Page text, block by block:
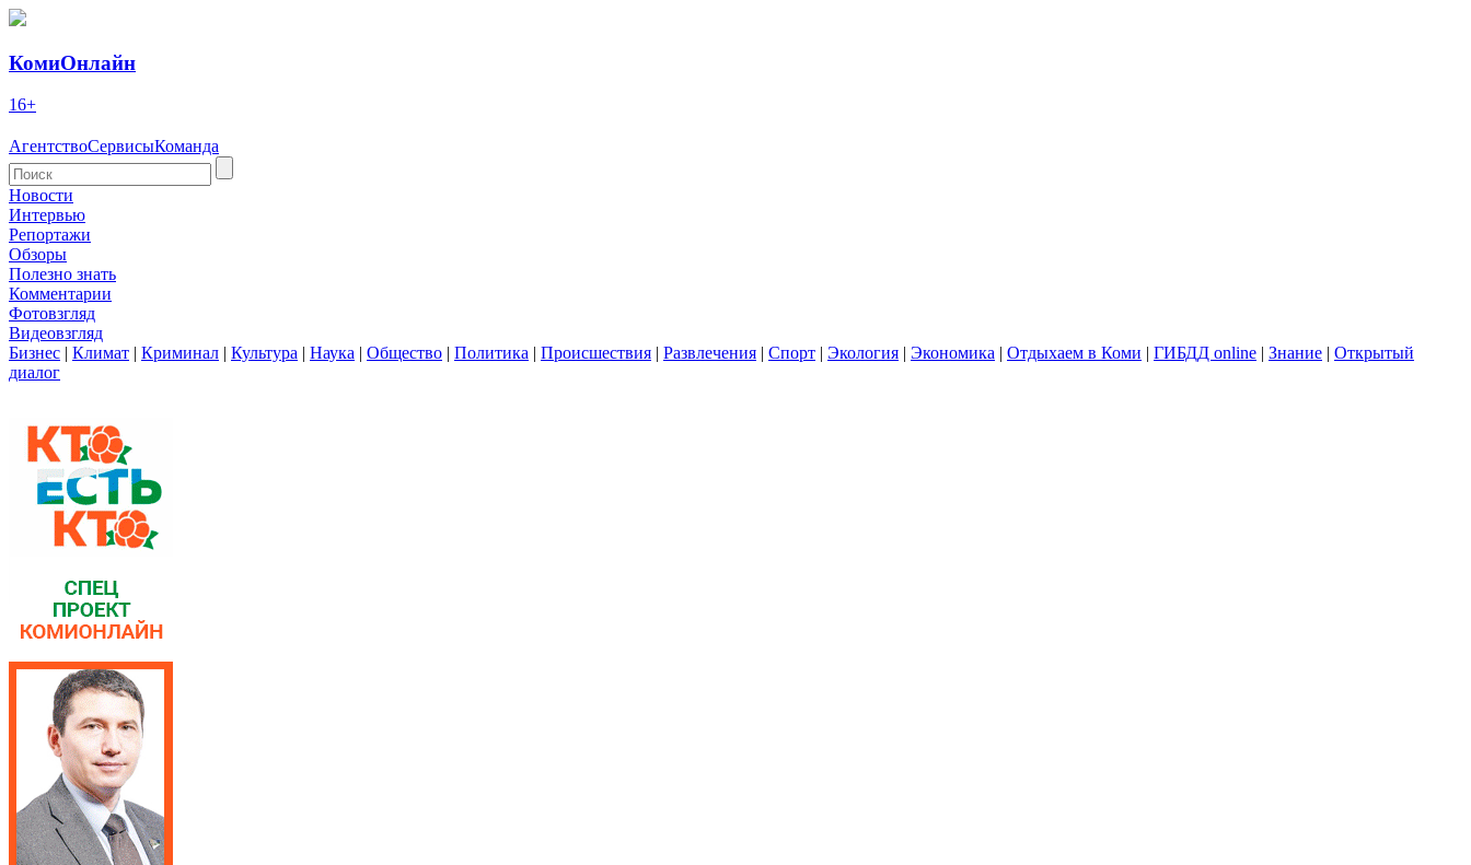
КомиОнлайн
16+
АгентствоСервисыКоманда
Новости
Интервью
Репортажи
Обзоры
Полезно знать
Комментарии
Фотовзгляд
Видеовзгляд
Бизнес | Климат | Криминал | Культура | Наука | Общество | Политика | Происшествия | Развлечения | Спорт | Экология | Экономика | Отдыхаем в Коми | ГИБДД online | Знание | Открытый
диалог